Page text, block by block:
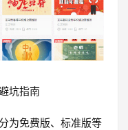
坑指南
为免费版、标准版等